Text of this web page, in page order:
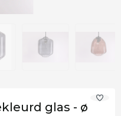
glas - ø